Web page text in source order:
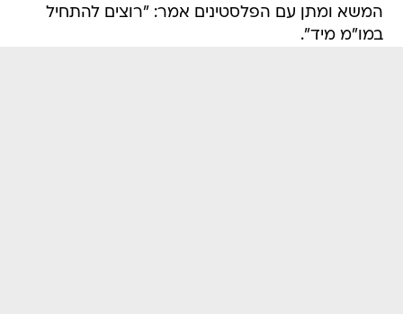
המשא ומתן עם הפלסטינים אמר: "רוצים להתחיל
במו"מ מיד".